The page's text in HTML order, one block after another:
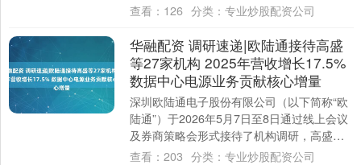
降息的门槛“非常高”。 施纳贝尔表示：“通....
查看： 126 分类： 专业炒股配资公司
华融配资 调研速递|欧陆通接待高盛
等27家机构 2025年营收增长17.5%
数据中心电源业务贡献核心增量
深圳欧陆通电子股份有限公司（以下简称“欧
陆通”）于2026年5月7日至8日通过线上会议
及券商策略会形式接待了机构调研，高盛、
中信证券、易方达基金等27家境内外机....
查看： 203 分类： 专业炒股配资公司